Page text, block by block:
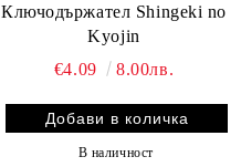
Ключодържател Shingeki no
Kyojin
€4.09
8.00лв.
В наличност